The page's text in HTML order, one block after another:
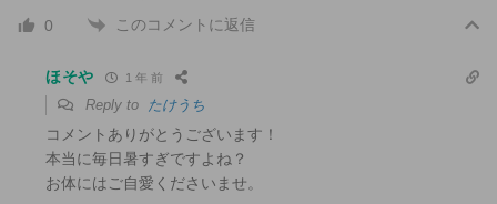
0 このコメントに返信
ほそや 1 年 前
Reply to たけうち
コメントありがとうございます！
本当に毎日暑すぎですよね？
お体にはご自愛くださいませ。